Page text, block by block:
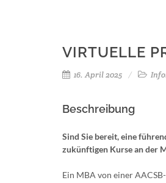
VIRTUELLE
16. April 2025
Beschreibung
Sind Sie bereit, eine
zukünftigen Kurse an der
Ein MBA von einer